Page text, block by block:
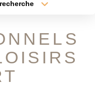
min
Plus de critères